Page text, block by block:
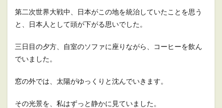
第二次世界大戦中、日本がこの地を統治していたことを思う
と、日本人として頭が下がる思いでした。
三日目の夕方、自室のソファに座りながら、コーヒーを飲ん
でいました。
窓の外では、太陽がゆっくりと沈んでいきます。
その光景を、私はずっと静かに見ていました。